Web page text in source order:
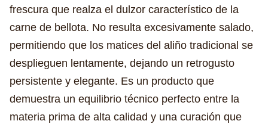
frescura que realza el dulzor característico de la
carne de bellota. No resulta excesivamente salado,
permitiendo que los matices del aliño tradicional se
desplieguen lentamente, dejando un retrogusto
persistente y elegante. Es un producto que
demuestra un equilibrio técnico perfecto entre la
materia prima de alta calidad y una curación que